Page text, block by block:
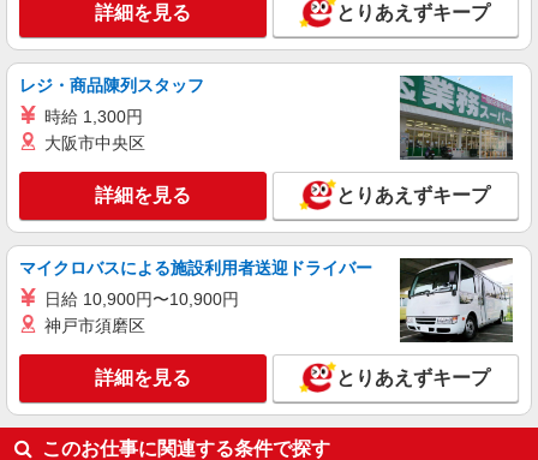
福祉施設での調理員【アルバイト・パート】
時給1,250円以上 ※経験によりスタート時給は
変動します。 ※AP評価制度：あり 年1回の評価
により時給を見直します。 ※アルバイト賞与（寸
志）：あり 年2回。勤続年数により金額UP。
イリーゼ川越はなれ （埼玉県川越市中台2丁目
キープ 詳細を見る
福祉施設での調理師（チーフ候補）【正社員】
月給25万円〜28万円 ※給与は経験や前職給与
アズハイム川越 （埼玉県川越市今福843-1）
キープ 詳細を見る
詳細を見る とりあえずキープ
レジ・商品陳列スタッフ
時給 1,300円
大阪市中央区
詳細を見る とりあえずキープ
マイクロバスによる施設利用者送迎ドライバー
日給 10,900円〜10,900円
神戸市須磨区
詳細を見る とりあえずキープ
このお仕事に関連する条件で探す